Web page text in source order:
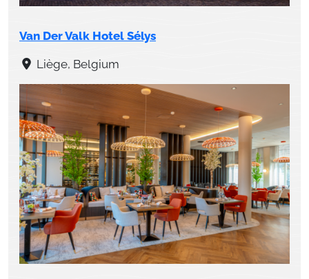
Van Der Valk Hotel Sélys
Liège, Belgium